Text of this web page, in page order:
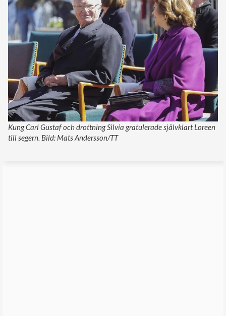
Kung Carl Gustaf och drottning Silvia gratulerade självklart Loreen
till segern. Bild: Mats Andersson/TT